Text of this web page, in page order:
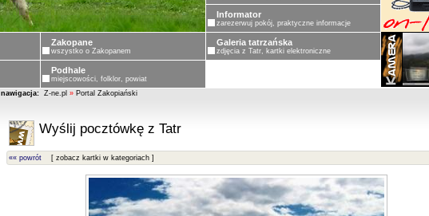
Informator
zarezerwuj pokój, praktyczne informacje
Zakopane
wszystko o Zakopanem
Galeria tatrzańska
zdjęcia z Tatr, kartki elektroniczne
Podhale
miejscowości, folklor, powiat
nawigacja: Z-ne.pl » Portal Zakopiański
Wyślij pocztówkę z Tatr
«« powrót [ zobacz kartki w kategoriach ]